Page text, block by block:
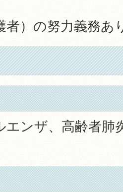
者）の努力義務あ
エンザ、高齢者肺